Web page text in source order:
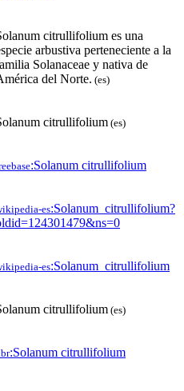
citrullifolium es una
arbustiva perteneciente a la
Solanaceae y nativa de
del Norte. (es)
citrullifolium (es)
:Solanum citrullifolium
es:Solanum_citrullifolium?
es:Solanum_citrullifolium
citrullifolium (es)
:Solanum citrullifolium